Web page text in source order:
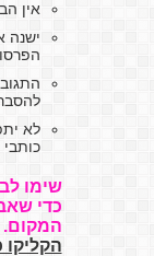
אין
ישנה
לא
שימו
כדי
המקום.